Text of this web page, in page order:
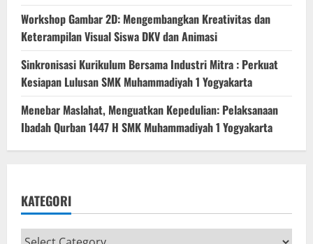
Workshop Gambar 2D: Mengembangkan Kreativitas dan
Keterampilan Visual Siswa DKV dan Animasi
Sinkronisasi Kurikulum Bersama Industri Mitra : Perkuat
Kesiapan Lulusan SMK Muhammadiyah 1 Yogyakarta
Menebar Maslahat, Menguatkan Kepedulian: Pelaksanaan
Ibadah Qurban 1447 H SMK Muhammadiyah 1 Yogyakarta
KATEGORI